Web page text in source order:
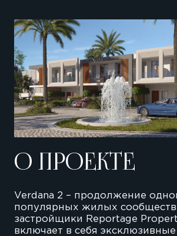
О ПРОЕКТЕ
Verdana 2 – продолжение
популярных жилых сообществ
застройщики Reportage
включает в себя эксклюзивные